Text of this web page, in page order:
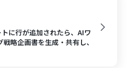
に行が追加されたら、AIワ
略企画書を生成・共有し、